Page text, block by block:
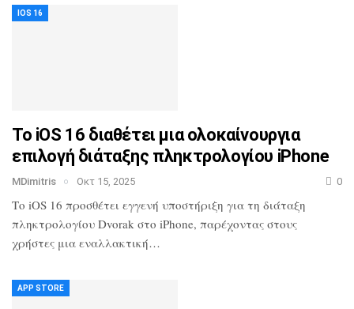
IOS 16
Το iOS 16 διαθέτει μια ολοκαίνουργια
επιλογή διάταξης πληκτρολογίου iPhone
MDimitris Οκτ 15, 2025 0
Το iOS 16 προσθέτει εγγενή υποστήριξη για τη διάταξη
πληκτρολογίου Dvorak στο iPhone, παρέχοντας στους
χρήστες μια εναλλακτική…
APP STORE